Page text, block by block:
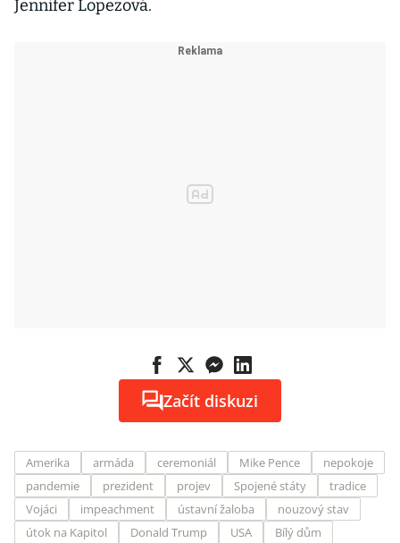
Jennifer Lopezová.
Začít diskuzi
Amerika armáda ceremoniál Mike Pence
nepokoje
pandemie
prezident projev Spojené státy
tradice
Vojáci
impeachment ústavní žaloba
nouzový stav
útok na Kapitol
Donald Trump USA
Bílý dům